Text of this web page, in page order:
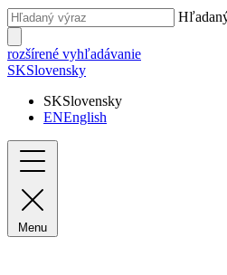
rozšírené vyhľadávanie
SKSlovensky
SKSlovensky
ENEnglish
Menu